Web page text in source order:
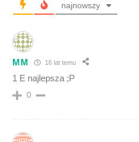
najnowszy
MM 16 lat temu
1 E najlepsza ;P
0